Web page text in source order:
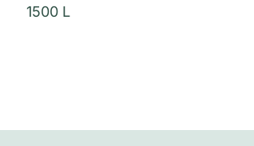
1500 L